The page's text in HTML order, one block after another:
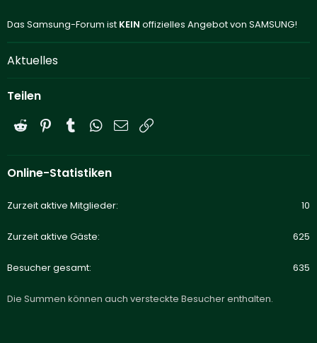
Das Samsung-Forum ist KEIN offizielles Angebot von SAMSUNG!
Aktuelles
Teilen
Reddit PinterestTumblrWhatsApp
E-Mail
Online-Statistiken
Zurzeit aktive Mitglieder 10
Zurzeit aktive Gäste 625
Besucher gesamt 635
Die Summen können auch versteckte Besucher enthalten.